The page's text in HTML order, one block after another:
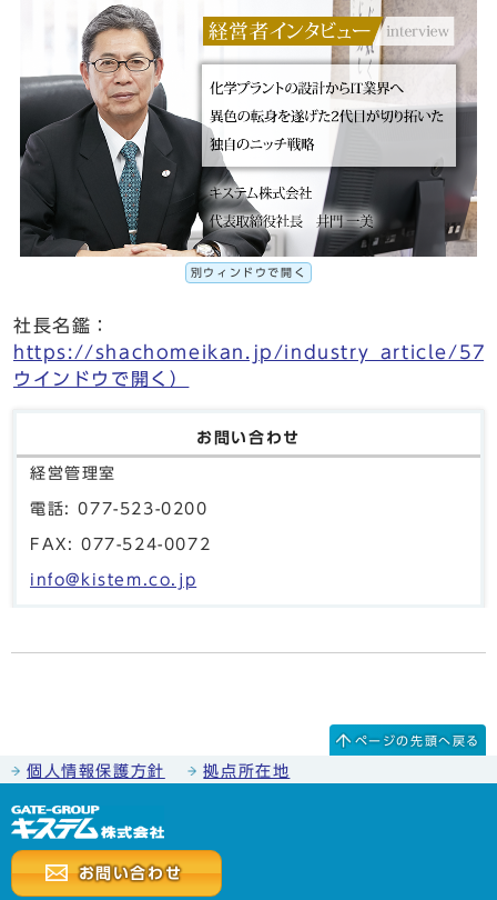
別ウィンドウで開く
社長名鑑：
https://shachomeikan.jp/industry_article/
ウインドウで開く）
お問い合わせ
経営管理室
電話: 077-523-0200
FAX: 077-524-0072
info@kistem.co.jp
ページの先頭へ戻る
個人情報保護方針 拠点所在地
お問い合わせ